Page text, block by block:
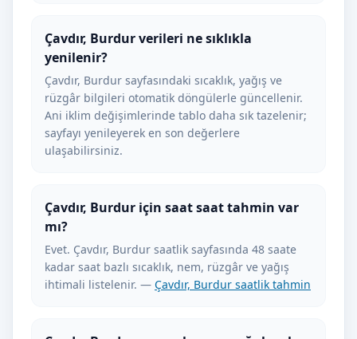
Çavdır, Burdur verileri ne sıklıkla
yenilenir?
Çavdır, Burdur sayfasındaki sıcaklık, yağış ve
rüzgâr bilgileri otomatik döngülerle güncellenir.
Ani iklim değişimlerinde tablo daha sık tazelenir;
sayfayı yenileyerek en son değerlere
ulaşabilirsiniz.
Çavdır, Burdur için saat saat tahmin var
mı?
Evet. Çavdır, Burdur saatlik sayfasında 48 saate
kadar saat bazlı sıcaklık, nem, rüzgâr ve yağış
ihtimali listelenir. — Çavdır, Burdur saatlik tahmin